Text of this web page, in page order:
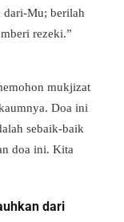
dari-Mu; berilah
rezeki.”
mukjizat
Doa ini
sebaik-baik
doa ini. Kita
dari